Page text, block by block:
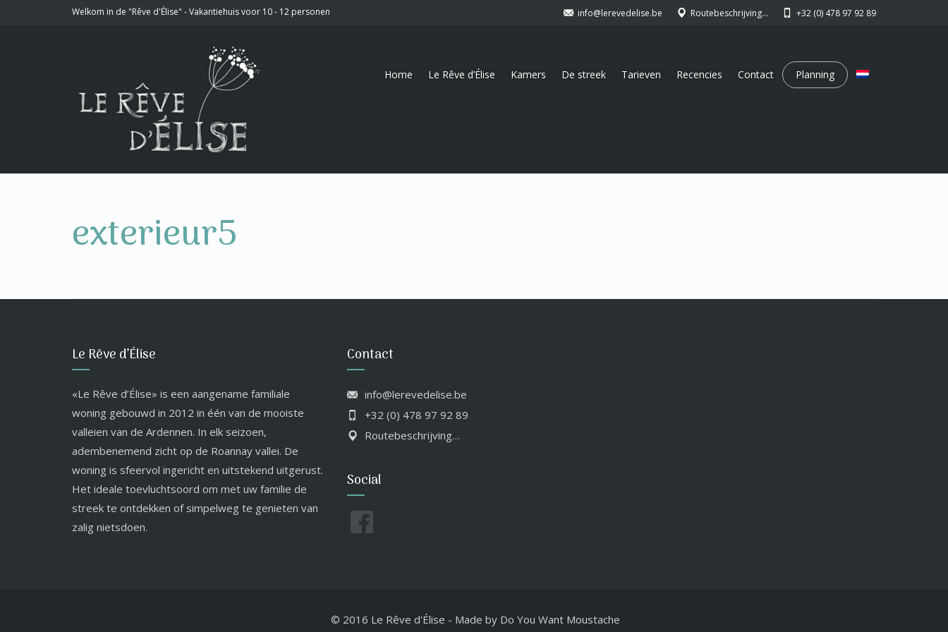
Welkom in de "Rêve d'Élise" - Vakantiehuis voor 10 - 12 personen info@lerevedelise.be Routebeschrijving… +32 (0) 478 97 92 89
Home Le Rêve d’Élise Kamers De streek Tarieven Recencies Contact Planning
exterieur5
Le Rêve d’Élise
«Le Rêve d’Élise» is een aangename familiale
woning gebouwd in 2012 in één van de mooiste
valleien van de Ardennen. In elk seizoen,
adembenemend zicht op de Roannay vallei. De
woning is sfeervol ingericht en uitstekend uitgerust.
Het ideale toevluchtsoord om met uw familie de
streek te ontdekken of simpelweg te genieten van
zalig nietsdoen.
Contact
info@lerevedelise.be
+32 (0) 478 97 92 89
Routebeschrijving…
Social
© 2016 Le Rêve d'Élise - Made by Do You Want Moustache